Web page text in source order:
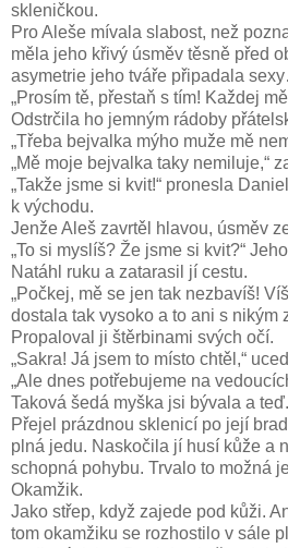
skleničkou.
Pro Aleše mívala slabost, než
měla jeho křivý úsměv těsně před
asymetrie jeho tváře připadala
„Prosím tě, přestaň s tím! Každej
Odstrčila ho jemným rádoby
„Třeba bejvalka mýho muže mě
„Mě moje bejvalka taky nemiluje,“
„Takže jsme si kvit!“ pronesla
k východu.
Jenže Aleš zavrtěl hlavou, úsměv
„To si myslíš? Že jsme si kvit?“
Natáhl ruku a zatarasil jí cestu.
„Počkej, mě se jen tak nezbavíš!
dostala tak vysoko a to ani s nikým
Propaloval ji štěrbinami svých očí.
„Sakra! Já jsem to místo chtěl,“
„Ale dnes potřebujeme na
Taková šedá myška jsi bývala a
Přejel prázdnou sklenicí po její
plná jedu. Naskočila jí husí kůže a
schopná pohybu. Trvalo to možná
Okamžik.
Jako střep, když zajede pod kůži.
tom okamžiku se rozhostilo v sále